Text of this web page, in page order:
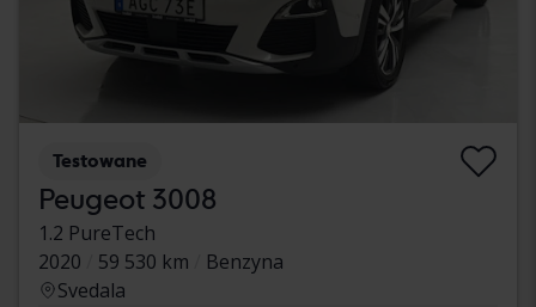
Testowane
Peugeot 3008
1.2 PureTech
2020
59 530 km
Benzyna
Svedala